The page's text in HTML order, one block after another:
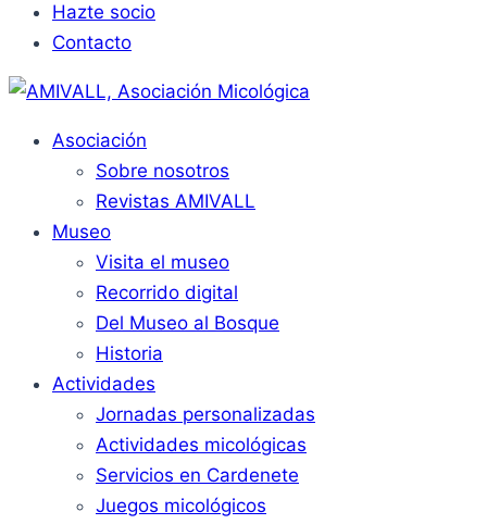
Hazte socio
Contacto
Asociación
Sobre nosotros
Revistas AMIVALL
Museo
Visita el museo
Recorrido digital
Del Museo al Bosque
Historia
Actividades
Jornadas personalizadas
Actividades micológicas
Servicios en Cardenete
Juegos micológicos